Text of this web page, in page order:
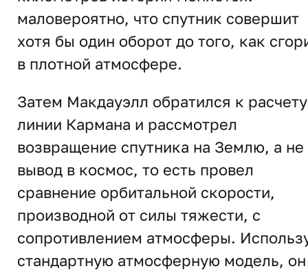
маловероятно, что спутник совершит
хотя бы один оборот до того, как
в плотной атмосфере.
Затем Макдауэлл обратился к расчету
линии Кармана и рассмотрел
возвращение спутника на Землю, а не
вывод в космос, то есть провел
сравнение орбитальной скорости,
производной от силы тяжести, с
сопротивлением атмосферы.
стандартную атмосферную модель, он